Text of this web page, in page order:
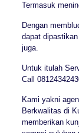
Termasuk
Dengan
dapat
juga.
Untuk itulah
Call
Kami yakni
Berkwalitas di
memberikan